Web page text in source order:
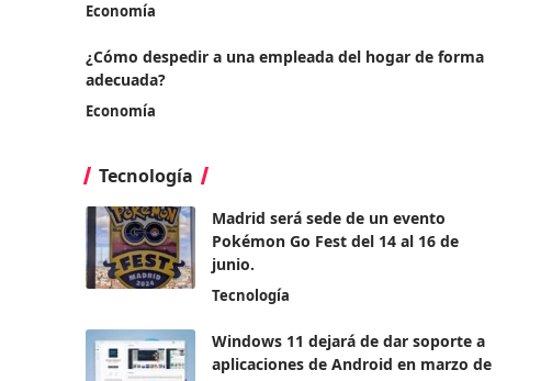
Economía
¿Cómo despedir a una empleada del hogar de forma
adecuada?
Economía
Tecnología
Madrid será sede de un evento
Pokémon Go Fest del 14 al 16 de
junio.
Tecnología
Windows 11 dejará de dar soporte a
aplicaciones de Android en marzo de